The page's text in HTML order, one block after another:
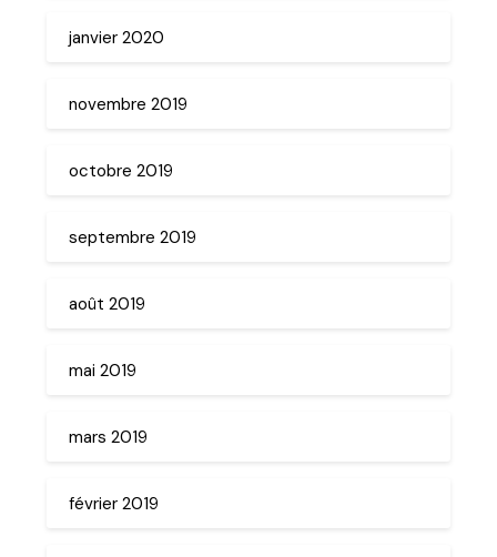
janvier 2020
novembre 2019
octobre 2019
septembre 2019
août 2019
mai 2019
mars 2019
février 2019